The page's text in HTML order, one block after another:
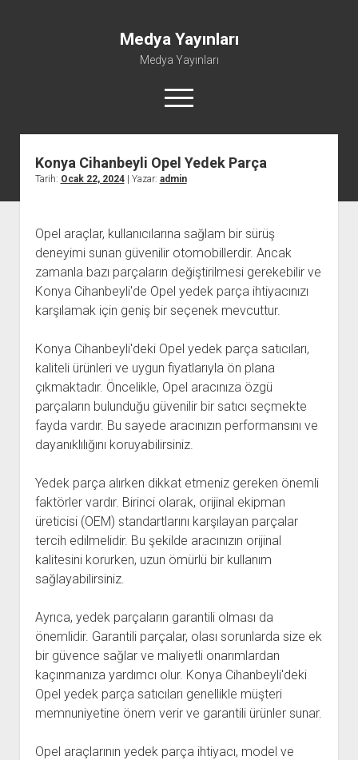
Medya Yayınları
Medya Yayınları
menüyü
aç
Instagram Beğeni Al
Shorts Abone Çoğaltma Hilesi Parasız
Şifresiz Spotify Takipçi Yükseltme
Konya Cihanbeyli Opel Yedek Parça
Tarih: Ocak 22, 2024| Yazar: admin
Opel araçlar, kullanıcılarına sağlam bir sürüş
deneyimi sunan güvenilir otomobillerdir. Ancak
zamanla bazı parçaların değiştirilmesi gerekebilir ve
Konya Cihanbeyli'de Opel yedek parça ihtiyacınızı
karşılamak için geniş bir seçenek mevcuttur.
Konya Cihanbeyli'deki Opel yedek parça satıcıları,
kaliteli ürünleri ve uygun fiyatlarıyla ön plana
çıkmaktadır. Öncelikle, Opel aracınıza özgü
parçaların bulunduğu güvenilir bir satıcı seçmekte
fayda vardır. Bu sayede aracınızın performansını ve
dayanıklılığını koruyabilirsiniz.
Yedek parça alırken dikkat etmeniz gereken önemli
faktörler vardır. Birinci olarak, orijinal ekipman
üreticisi (OEM) standartlarını karşılayan parçalar
tercih edilmelidir. Bu şekilde aracınızın orijinal
kalitesini korurken, uzun ömürlü bir kullanım
sağlayabilirsiniz.
Ayrıca, yedek parçaların garantili olması da
önemlidir. Garantili parçalar, olası sorunlarda size ek
bir güvence sağlar ve maliyetli onarımlardan
kaçınmanıza yardımcı olur. Konya Cihanbeyli'deki
Opel yedek parça satıcıları genellikle müşteri
memnuniyetine önem verir ve garantili ürünler sunar.
Opel araçlarının yedek parça ihtiyacı, model ve